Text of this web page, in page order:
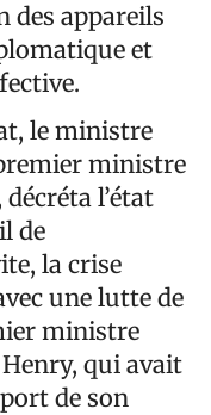
des appareils
et
le ministre
ministre
l’état
de
la crise
une lutte de
ministre
qui avait
de son